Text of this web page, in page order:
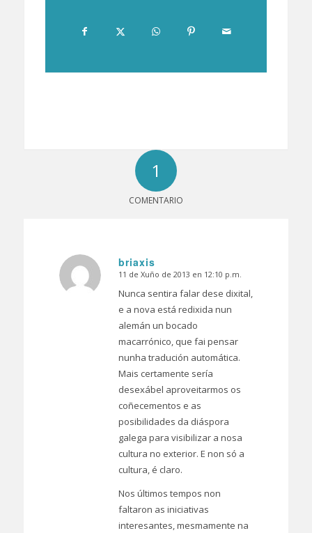
1
COMENTARIO
briaxis
Dice:
11 de Xuño de 2013 en 12:10 p.m.
Nunca sentira falar dese dixital,
e a nova está redixida nun
alemán un bocado
macarrónico, que fai pensar
nunha tradución automática.
Mais certamente sería
desexábel aproveitarmos os
coñecementos e as
posibilidades da diáspora
galega para visibilizar a nosa
cultura no exterior. E non só a
cultura, é claro.
Nos últimos tempos non
faltaron as iniciativas
interesantes, mesmamente na